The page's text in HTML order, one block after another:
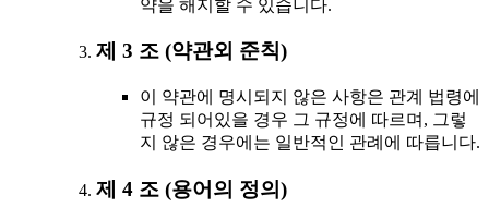
약을 해지할 수 있습니다.
제 3 조 (약관외 준칙)
이 약관에 명시되지 않은 사항은 관계 법령에
규정 되어있을 경우 그 규정에 따르며, 그렇
지 않은 경우에는 일반적인 관례에 따릅니다.
제 4 조 (용어의 정의)